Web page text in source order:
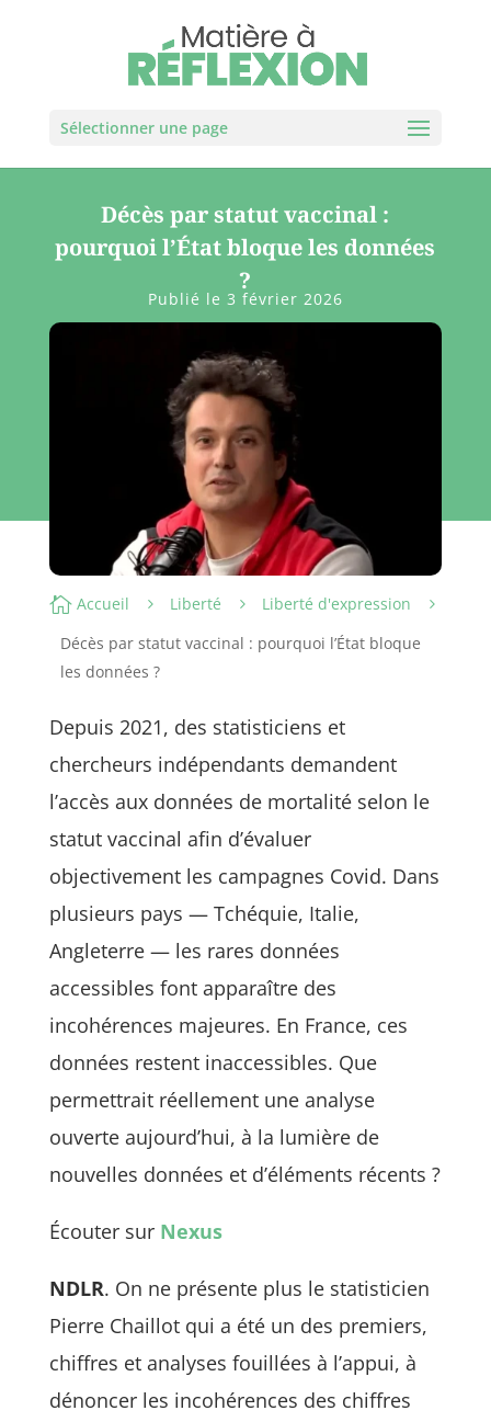
Sélectionner une page
Décès par statut vaccinal :
pourquoi l’État bloque les données
?
Publié le 3 février 2026
 Accueil 5 Liberté 5 Liberté d'expression 5
Décès par statut vaccinal : pourquoi l’État bloque
les données ?
Depuis 2021, des statisticiens et
chercheurs indépendants demandent
l’accès aux données de mortalité selon le
statut vaccinal afin d’évaluer
objectivement les campagnes Covid. Dans
plusieurs pays — Tchéquie, Italie,
Angleterre — les rares données
accessibles font apparaître des
incohérences majeures. En France, ces
données restent inaccessibles. Que
permettrait réellement une analyse
ouverte aujourd’hui, à la lumière de
nouvelles données et d’éléments récents ?
Écouter sur Nexus
NDLR. On ne présente plus le statisticien
Pierre Chaillot qui a été un des premiers,
chiffres et analyses fouillées à l’appui, à
dénoncer les incohérences des chiffres